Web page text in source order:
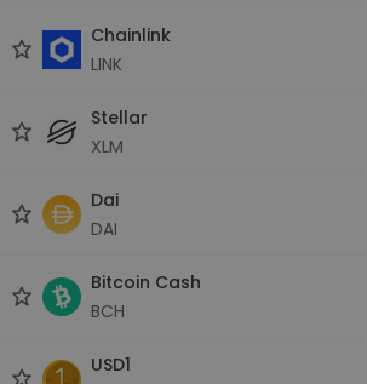
Chainlink
LINK
Stellar
XLM
Dai
DAI
Bitcoin Cash
BCH
USD1